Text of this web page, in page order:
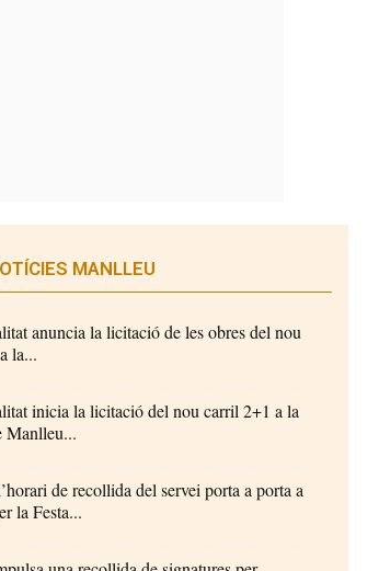
MANLLEU
anuncia la licitació de les obres del nou
la...
inicia la licitació del nou carril 2+1 a la
Manlleu...
de recollida del servei porta a porta a
la Festa...